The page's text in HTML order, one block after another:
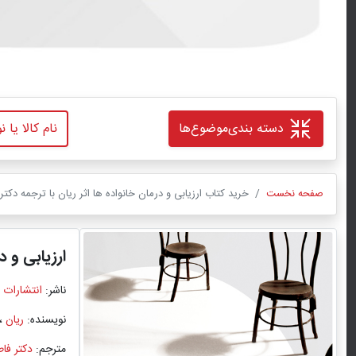
دسته بندیموضوع‌ها
صفحه نخست خرید کتاب ارزیابی و درمان خانواده ها اثر ریان با ترجمه
ارزیابی
ناشر:
نویسنده: ریان،
مترجم: دکتر